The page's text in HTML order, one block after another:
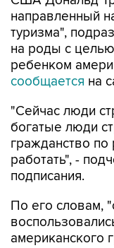
направленный
туризма",
на роды с
ребенком
сообщается на
"Сейчас люди
богатые люди
гражданство
работать", -
подписания.
По его словам,
американского